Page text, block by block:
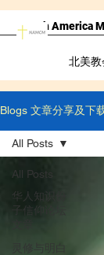
North America
北美教
Blogs 文章分享及下
All Posts
华人知识份
子信仰论坛
All Posts